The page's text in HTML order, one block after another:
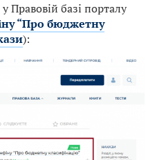
Правовій базі порталу
“Про бюджетну
):